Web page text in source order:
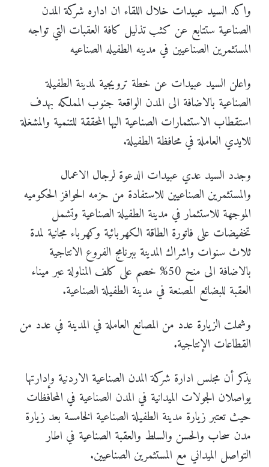
واكد السيد عبيدات خلال اللقاء ان اداره شركة المدن
الصناعية ستتابع عن كثب تذليل كافة العقبات التي تواجه
المستثمرين الصناعيين في مدينه الطفيله الصناعيه
واعلن السيد عبيدات عن خطة ترويجية لمدينة الطفيلة
الصناعية بالاضافة الى المدن الواقعة جنوب المملكه بهدف
استقطاب الاستثمارات الصناعية اليها المحققة للتنمية والمشغلة
للايدي العاملة في محافظة الطفيلة.
وجدد السيد عدي عبيدات الدعوة لرجال الاعمال
والمستثمرين الصناعيين للاستفادة من حزمه الحوافز الحكوميه
الموجهة للاستثمار في مدينة الطفيلة الصناعية وتشمل
تخفيضات على فاتورة الطاقة الكهربائية وكهرباء مجانية لمدة
ثلاث سنوات واشراك المدينة ببرنامج الفروع الانتاجية
بالاضافة الى منح 50% خصم على كلف المناولة عبر ميناء
العقبة للبضائع المصنعة في مدينة الطفيلة الصناعية.
وشملت الزيارة عدد من المصانع العاملة في المدينة في عدد من
القطاعات الإنتاجية.
يذكر أن مجلس ادارة شركة المدن الصناعية الاردنية وإدارتها
يواصلان الجولات الميدانية في المدن الصناعية في المحافظات
حيث تعتبر زيارة مدينة الطفيلة الصناعية الخامسة بعد زيارة
مدن سحاب والحسن والسلط والعقبة الصناعية في اطار
التواصل الميداني مع المستثمرين الصناعيين.